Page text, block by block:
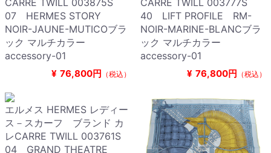
CARRE TWILL 003875S
07 HERMES STORY
NOIR-JAUNE-MUTICOブラ
ック マルチカラー
accessory-01
¥ 76,800円 （税込）
CARRE TWILL 003777S
40 LIFT PROFILE RM-
NOIR-MARINE-BLANCブラ
ック マルチカラー
accessory-01
¥ 76,800円 （税込）
エルメス HERMES レディー
ス－スカーフ ブランド カ
レCARRE TWILL 003761S
04 GRAND THEATRE